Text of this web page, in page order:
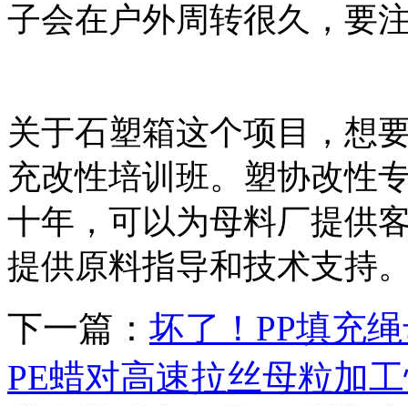
子会在户外周转很久，要
关于石塑箱这个项目，想
充改性培训班。塑协改性
十年，可以为母料厂提供
提供原料指导和技术支持
下一篇： 坏了！PP填充
PE蜡对高速拉丝母粒加